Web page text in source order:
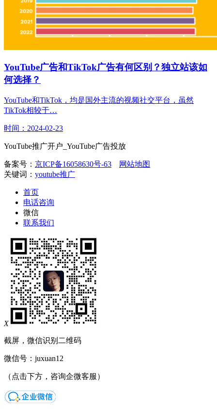
YouTube广告和TikTok广告有何区别？独立站该如
何选择？
YouTube和TikTok，均是国外主流的视频社交平台，虽然
TikTok相较于…
时间：2024-02-23
YouTube推广开户_YouTube广告投放
备案号： 京ICP备16058630号-63
网站地图
关键词： youtube推广
首页
电话咨询
微信
联系我们
X
截屏，微信识别二维码
微信号： juxuan12
（点击下方，咨询企微客服）